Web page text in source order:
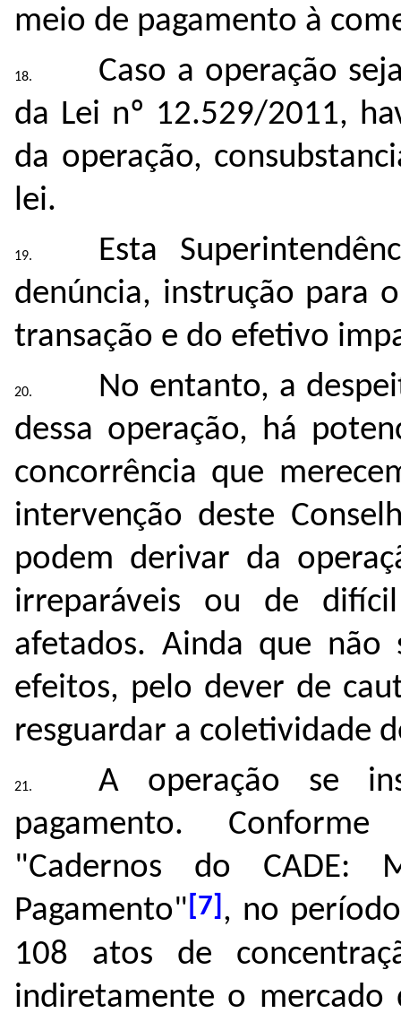
meio de pagamento à
Caso a operação
da Lei nº 12.529/2011,
da operação,
lei.
Esta
denúncia, instrução para
transação e do efetivo
No entanto, a
dessa operação, há
concorrência que
intervenção deste
podem derivar da
irreparáveis ou de
afetados. Ainda que não
efeitos, pelo dever de
resguardar a coletividade
A operação se
pagamento.
"Cadernos do CADE:
Pagamento" [7] , no
108 atos de
indiretamente o mercado